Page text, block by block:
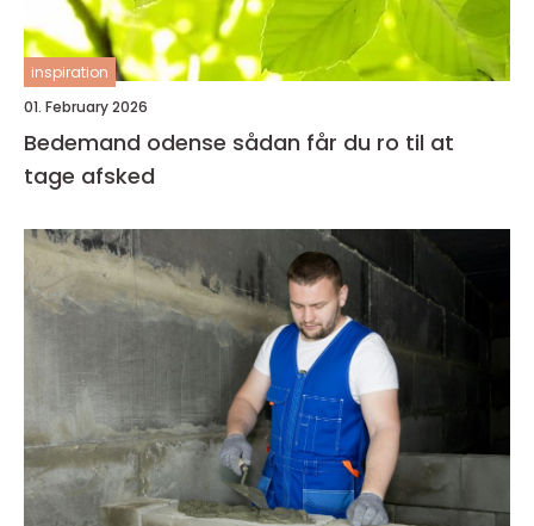
inspiration
01. February 2026
Bedemand odense sådan får du ro til at
tage afsked